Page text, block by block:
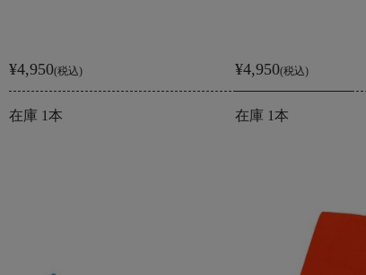
¥4,950(税込)
在庫 1本
¥4,950(税込)
在庫 1本